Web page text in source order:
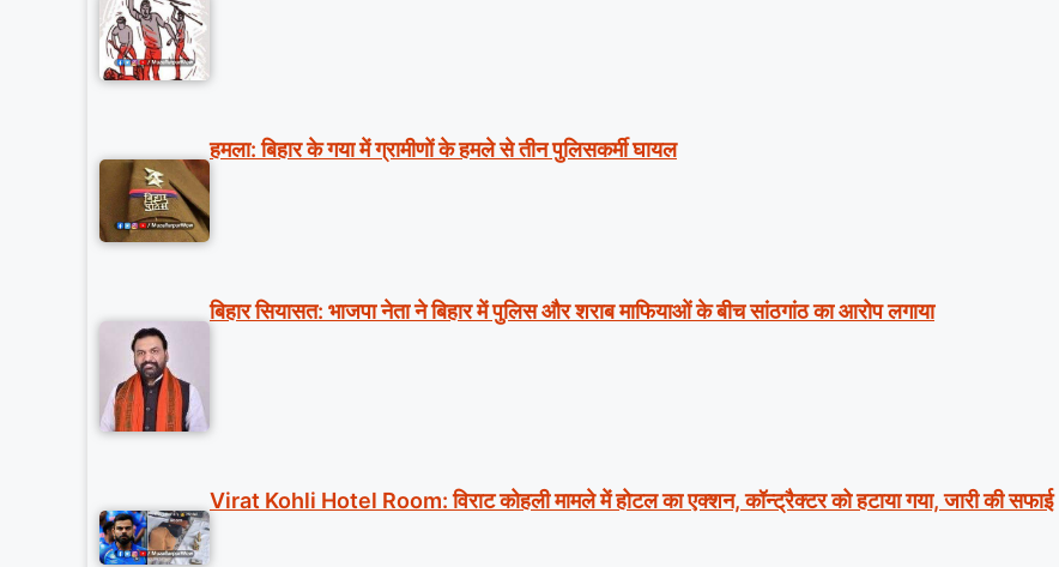
हमला: बिहार के गया में ग्रामीणों के हमले से तीन पुलिसकर्मी घायल
बिहार सियासत: भाजपा नेता ने बिहार में पुलिस और शराब माफियाओं के बीच सांठगांठ का आरोप लगाया
Virat Kohli Hotel Room: विराट कोहली मामले में होटल का एक्शन, कॉन्ट्रैक्टर को हटाया गया, जारी की सफाई